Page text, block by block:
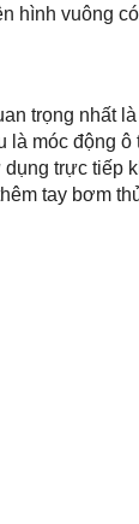
hình vuông
trọng nhất
móc động
trực tiếp
tay bơm